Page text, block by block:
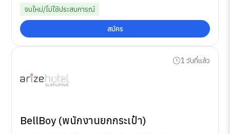
จบใหม่/ไม่ใช้ประสบการณ์
สมัคร
1 วันที่แล้ว
BellBoy (พนักงานยกกระเป๋า)